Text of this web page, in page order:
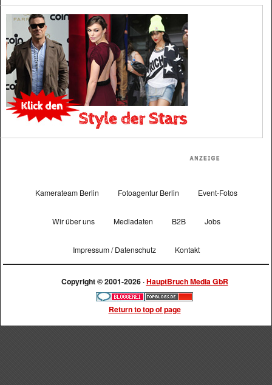
Kamerateam Berlin Fotoagentur Berlin Event-Fotos
Wir über uns Mediadaten B2B Jobs
Impressum / Datenschutz Kontakt
Copyright © 2001-2026 ·HauptBruch Media GbR
Return to top of page